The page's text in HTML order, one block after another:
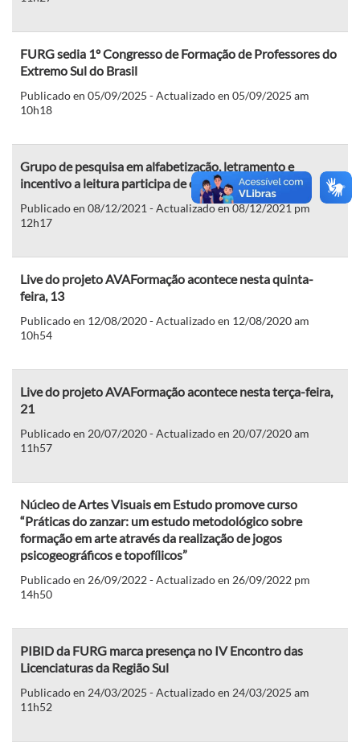
FURG sedia 1º Congresso de Formação de Professores do
Extremo Sul do Brasil
Publicado en 05/09/2025 - Actualizado en 05/09/2025 am
10h18
Grupo de pesquisa em alfabetização, letramento e
incentivo a leitura participa de congresso na Bahia
Publicado en 08/12/2021 - Actualizado en 08/12/2021 pm
12h17
Live do projeto AVAFormação acontece nesta quinta-
feira, 13
Publicado en 12/08/2020 - Actualizado en 12/08/2020 am
10h54
Live do projeto AVAFormação acontece nesta terça-feira,
21
Publicado en 20/07/2020 - Actualizado en 20/07/2020 am
11h57
Núcleo de Artes Visuais em Estudo promove curso
“Práticas do zanzar: um estudo metodológico sobre
formação em arte através da realização de jogos
psicogeográficos e topofílicos”
Publicado en 26/09/2022 - Actualizado en 26/09/2022 pm
14h50
PIBID da FURG marca presença no IV Encontro das
Licenciaturas da Região Sul
Publicado en 24/03/2025 - Actualizado en 24/03/2025 am
11h52